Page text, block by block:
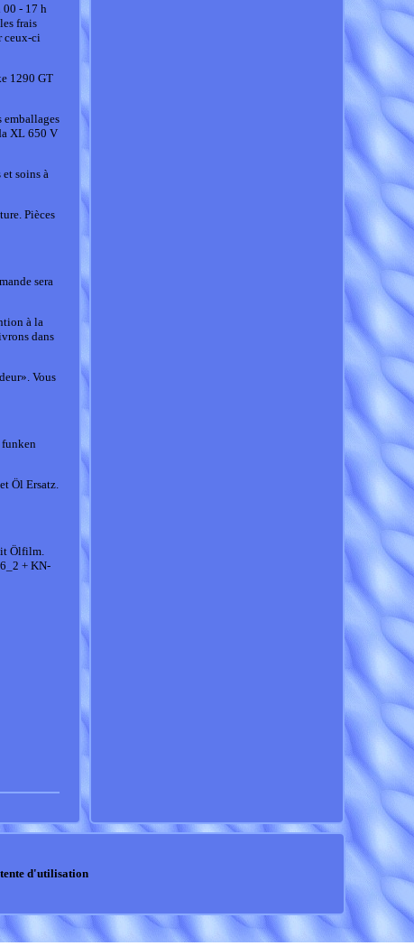
- 17 h
frais
ceux-ci
1290 GT
emballages
XL 650 V
soins à
Pièces
sera
à la
dans
Vous
Öl Ersatz.
Ölfilm.
+ KN-
d'utilisation